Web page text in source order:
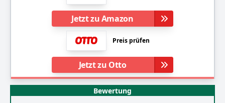
Jetzt zu Amazon
Preis prüfen
Jetzt zu Otto
Bewertung